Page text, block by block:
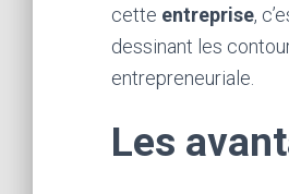
cette entreprise,
dessinant les
entrepreneuriale.
Les